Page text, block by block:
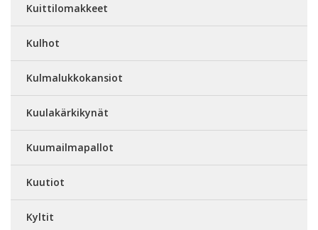
Kuittilomakkeet
Kulhot
Kulmalukkokansiot
Kuulakärkikynät
Kuumailmapallot
Kuutiot
Kyltit